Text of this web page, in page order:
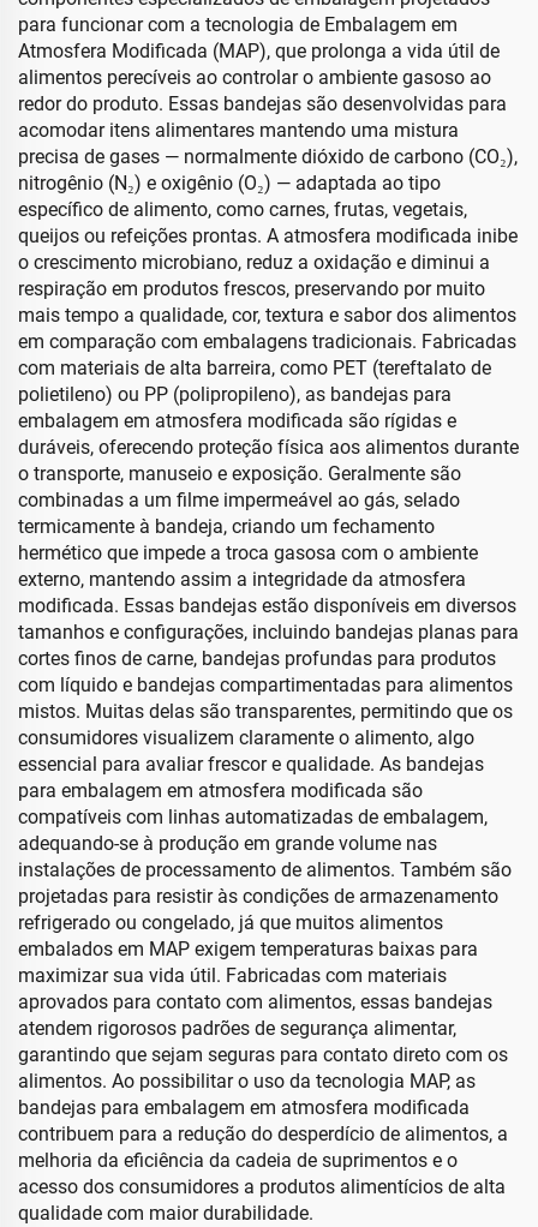
para funcionar com a tecnologia de Embalagem em
Atmosfera Modificada (MAP), que prolonga a vida útil de
alimentos perecíveis ao controlar o ambiente gasoso ao
redor do produto. Essas bandejas são desenvolvidas para
acomodar itens alimentares mantendo uma mistura
precisa de gases — normalmente dióxido de carbono (CO₂),
nitrogênio (N₂) e oxigênio (O₂) — adaptada ao tipo
específico de alimento, como carnes, frutas, vegetais,
queijos ou refeições prontas. A atmosfera modificada inibe
o crescimento microbiano, reduz a oxidação e diminui a
respiração em produtos frescos, preservando por muito
mais tempo a qualidade, cor, textura e sabor dos alimentos
em comparação com embalagens tradicionais. Fabricadas
com materiais de alta barreira, como PET (tereftalato de
polietileno) ou PP (polipropileno), as bandejas para
embalagem em atmosfera modificada são rígidas e
duráveis, oferecendo proteção física aos alimentos durante
o transporte, manuseio e exposição. Geralmente são
combinadas a um filme impermeável ao gás, selado
termicamente à bandeja, criando um fechamento
hermético que impede a troca gasosa com o ambiente
externo, mantendo assim a integridade da atmosfera
modificada. Essas bandejas estão disponíveis em diversos
tamanhos e configurações, incluindo bandejas planas para
cortes finos de carne, bandejas profundas para produtos
com líquido e bandejas compartimentadas para alimentos
mistos. Muitas delas são transparentes, permitindo que os
consumidores visualizem claramente o alimento, algo
essencial para avaliar frescor e qualidade. As bandejas
para embalagem em atmosfera modificada são
compatíveis com linhas automatizadas de embalagem,
adequando-se à produção em grande volume nas
instalações de processamento de alimentos. Também são
projetadas para resistir às condições de armazenamento
refrigerado ou congelado, já que muitos alimentos
embalados em MAP exigem temperaturas baixas para
maximizar sua vida útil. Fabricadas com materiais
aprovados para contato com alimentos, essas bandejas
atendem rigorosos padrões de segurança alimentar,
garantindo que sejam seguras para contato direto com os
alimentos. Ao possibilitar o uso da tecnologia MAP, as
bandejas para embalagem em atmosfera modificada
contribuem para a redução do desperdício de alimentos, a
melhoria da eficiência da cadeia de suprimentos e o
acesso dos consumidores a produtos alimentícios de alta
qualidade com maior durabilidade.